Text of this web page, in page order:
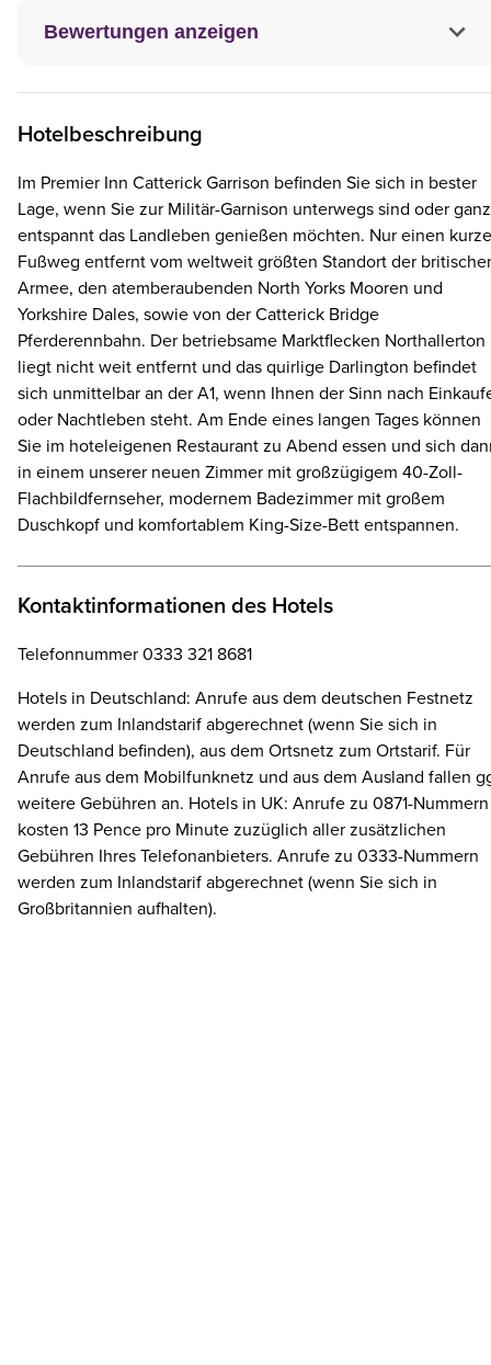
Bewertungen anzeigen
Hotelbeschreibung
Im Premier Inn Catterick Garrison befinden Sie sich in bester
Lage, wenn Sie zur Militär-Garnison unterwegs sind oder ganz
entspannt das Landleben genießen möchten. Nur einen
Fußweg entfernt vom weltweit größten Standort der
Armee, den atemberaubenden North Yorks Mooren und
Yorkshire Dales, sowie von der Catterick Bridge
Pferderennbahn. Der betriebsame Marktflecken Northallerton
liegt nicht weit entfernt und das quirlige Darlington befindet
sich unmittelbar an der A1, wenn Ihnen der Sinn nach
oder Nachtleben steht. Am Ende eines langen Tages können
Sie im hoteleigenen Restaurant zu Abend essen und sich
in einem unserer neuen Zimmer mit großzügigem 40-Zoll-
Flachbildfernseher, modernem Badezimmer mit großem
Duschkopf und komfortablem King-Size-Bett entspannen.
Kontaktinformationen des Hotels
Telefonnummer 0333 321 8681
Hotels in Deutschland: Anrufe aus dem deutschen Festnetz
werden zum Inlandstarif abgerechnet (wenn Sie sich in
Deutschland befinden), aus dem Ortsnetz zum Ortstarif. Für
Anrufe aus dem Mobilfunknetz und aus dem Ausland fallen
weitere Gebühren an. Hotels in UK: Anrufe zu 0871-Nummern
kosten 13 Pence pro Minute zuzüglich aller zusätzlichen
Gebühren Ihres Telefonanbieters. Anrufe zu 0333-Nummern
werden zum Inlandstarif abgerechnet (wenn Sie sich in
Großbritannien aufhalten).